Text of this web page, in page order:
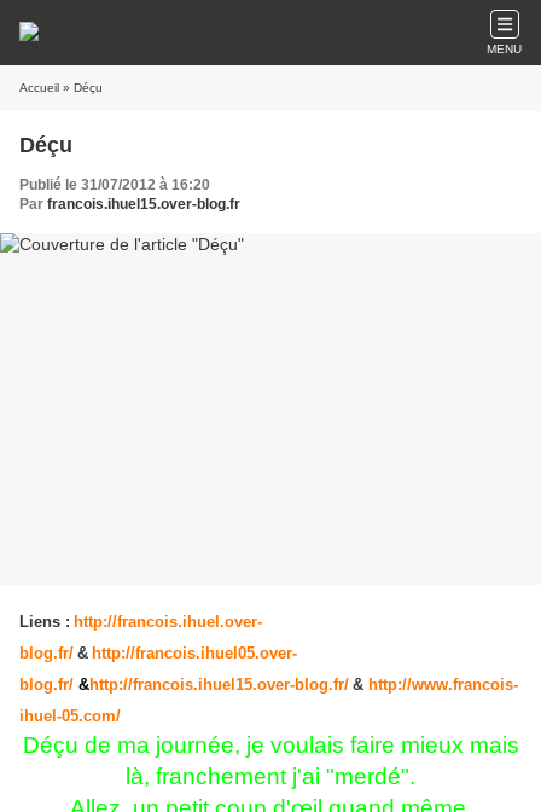
MENU
Accueil » Déçu
Déçu
Publié le 31/07/2012 à 16:20
Par francois.ihuel15.over-blog.fr
Liens : http://francois.ihuel.over-
blog.fr/ & http://francois.ihuel05.over-
blog.fr/ &http://francois.ihuel15.over-blog.fr/ & http://www.francois-
ihuel-05.com/
Déçu de ma journée, je voulais faire mieux mais
là, franchement j'ai "merdé".